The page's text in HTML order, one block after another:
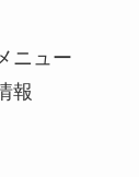
ニュー
報